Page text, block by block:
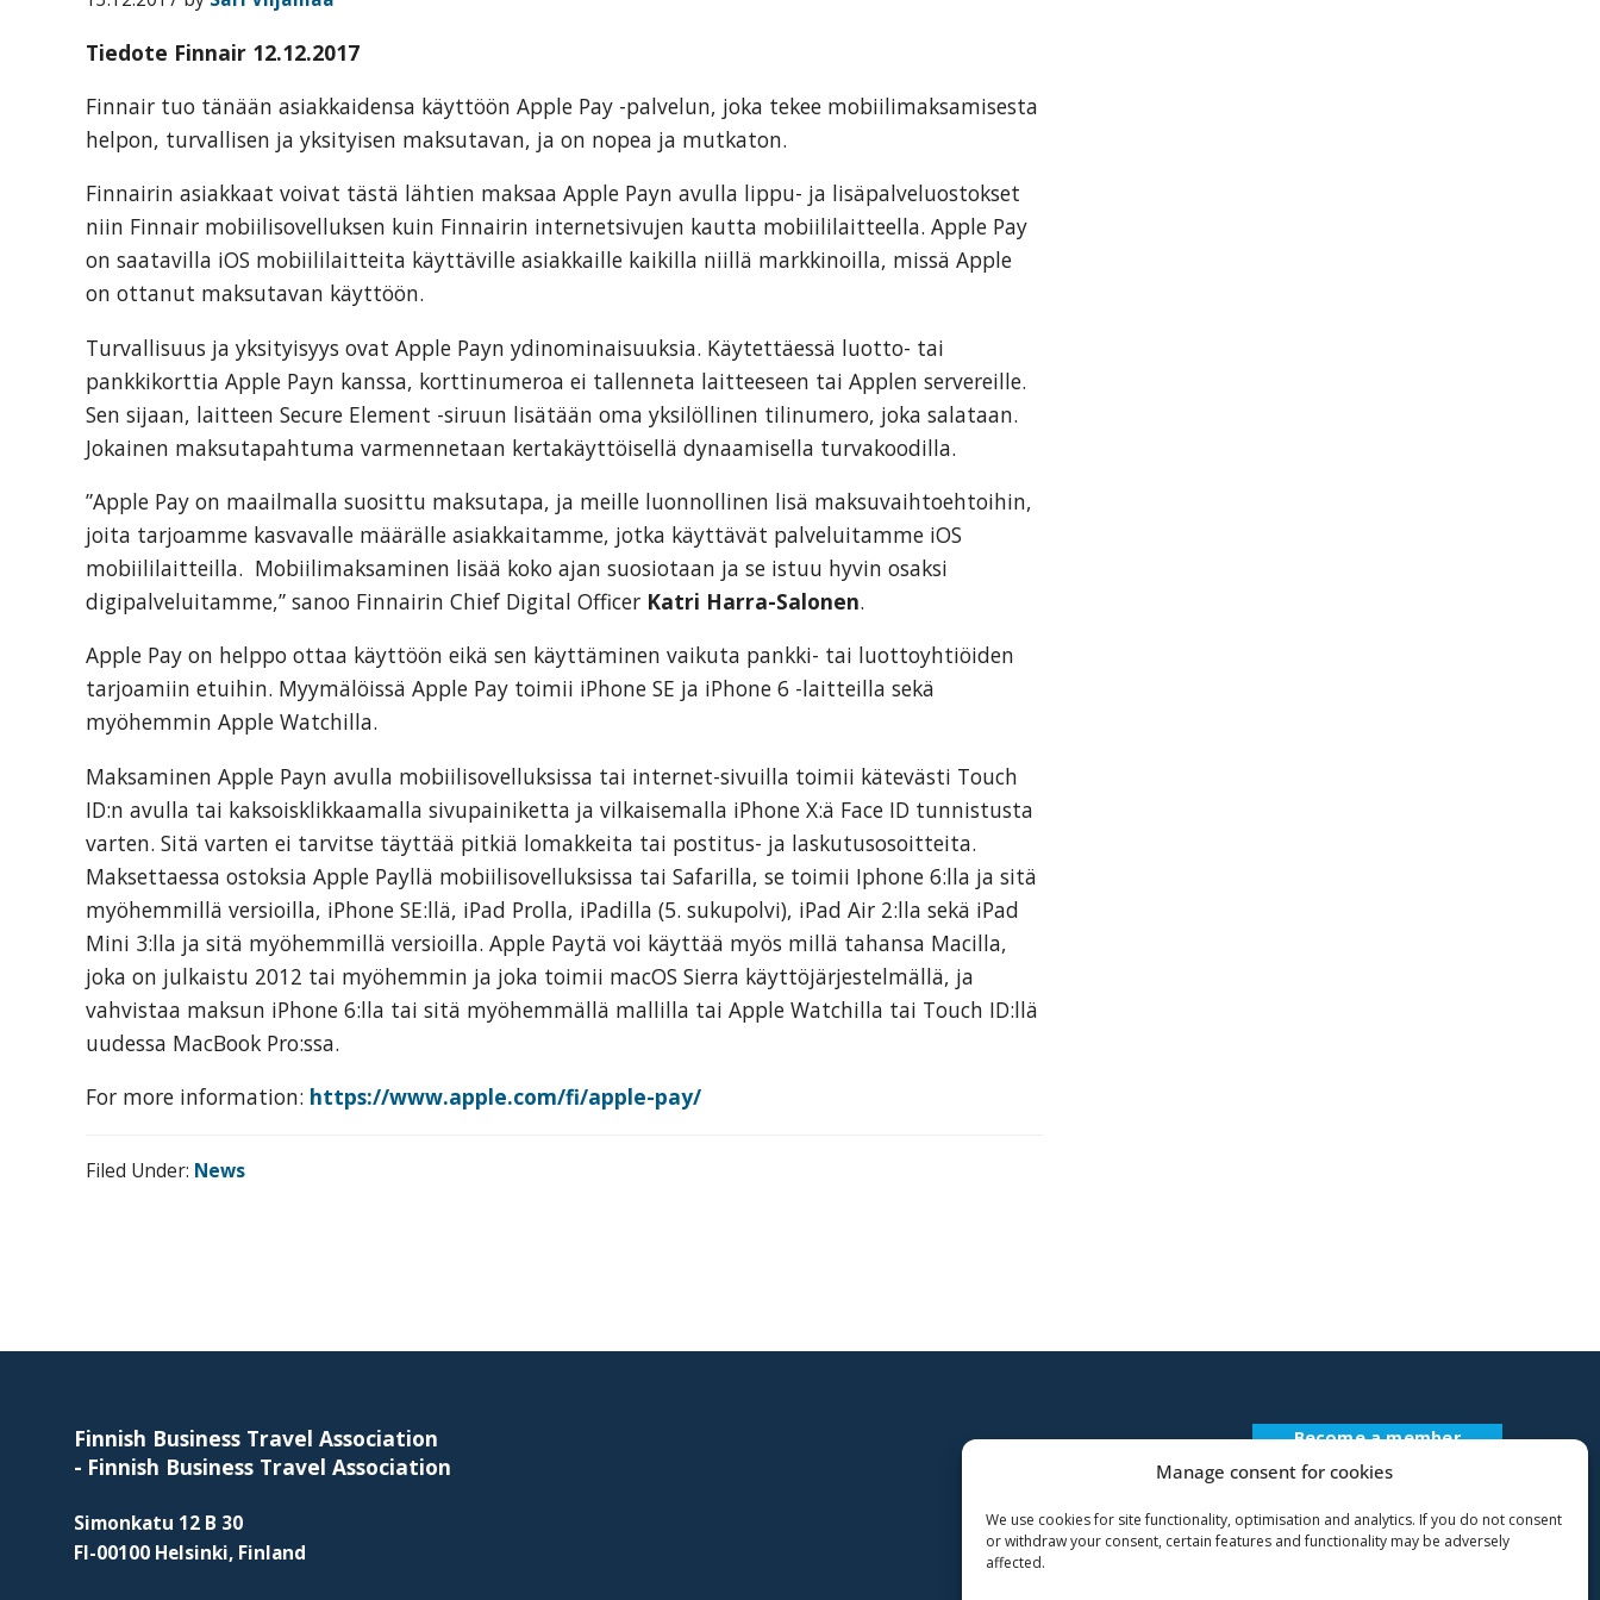
Manage consent for cookies
We use cookies for site functionality, optimisation and analytics. If you do not consent
or withdraw your consent, certain features and functionality may be adversely
affected.
business
travel
buyers
suppliers,
with
the
mission
to
enhance
the
understanding,
knowledge
and
skills
required
in
travel
and
meetings
management
as
well
as
procurement.
Tiedote Finnair 12.12.2017
Finnair tuo tänään asiakkaidensa käyttöön Apple Pay -palvelun, joka tekee mobiilimaksamisesta
helpon, turvallisen ja yksityisen maksutavan, ja on nopea ja mutkaton.
Finnairin asiakkaat voivat tästä lähtien maksaa Apple Payn avulla lippu- ja lisäpalveluostokset
niin Finnair mobiilisovelluksen kuin Finnairin internetsivujen kautta mobiililaitteella. Apple Pay
on saatavilla iOS mobiililaitteita käyttäville asiakkaille kaikilla niillä markkinoilla, missä Apple
on ottanut maksutavan käyttöön.
Turvallisuus ja yksityisyys ovat Apple Payn ydinominaisuuksia. Käytettäessä luotto- tai
pankkikorttia Apple Payn kanssa, korttinumeroa ei tallenneta laitteeseen tai Applen servereille.
Sen sijaan, laitteen Secure Element -siruun lisätään oma yksilöllinen tilinumero, joka salataan.
Jokainen maksutapahtuma varmennetaan kertakäyttöisellä dynaamisella turvakoodilla.
”Apple Pay on maailmalla suosittu maksutapa, ja meille luonnollinen lisä maksuvaihtoehtoihin,
joita tarjoamme kasvavalle määrälle asiakkaitamme, jotka käyttävät palveluitamme iOS
mobiililaitteilla. Mobiilimaksaminen lisää koko ajan suosiotaan ja se istuu hyvin osaksi
digipalveluitamme,” sanoo Finnairin Chief Digital Officer Katri Harra-Salonen.
Apple Pay on helppo ottaa käyttöön eikä sen käyttäminen vaikuta pankki- tai luottoyhtiöiden
tarjoamiin etuihin. Myymälöissä Apple Pay toimii iPhone SE ja iPhone 6 -laitteilla sekä
myöhemmin Apple Watchilla.
Maksaminen Apple Payn avulla mobiilisovelluksissa tai internet-sivuilla toimii kätevästi Touch
ID:n avulla tai kaksoisklikkaamalla sivupainiketta ja vilkaisemalla iPhone X:ä Face ID tunnistusta
varten. Sitä varten ei tarvitse täyttää pitkiä lomakkeita tai postitus- ja laskutusosoitteita.
Maksettaessa ostoksia Apple Payllä mobiilisovelluksissa tai Safarilla, se toimii Iphone 6:lla ja sitä
myöhemmillä versioilla, iPhone SE:llä, iPad Prolla, iPadilla (5. sukupolvi), iPad Air 2:lla sekä iPad
Mini 3:lla ja sitä myöhemmillä versioilla. Apple Paytä voi käyttää myös millä tahansa Macilla,
joka on julkaistu 2012 tai myöhemmin ja joka toimii macOS Sierra käyttöjärjestelmällä, ja
vahvistaa maksun iPhone 6:lla tai sitä myöhemmällä mallilla tai Apple Watchilla tai Touch ID:llä
uudessa MacBook Pro:ssa.
For more information: https://www.apple.com/fi/apple-pay/
Filed Under: News
Finnish Business Travel Association
- Finnish Business Travel Association
Simonkatu 12 B 30
FI-00100 Helsinki, Finland
Become a member
Register Description